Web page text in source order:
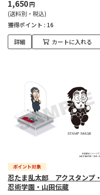
1,650円
(送料別・税込)
獲得ポイント : 16
詳細 カートに入れる
忍たま乱太郎 アクスタンプ・
忍術学園・山田伝蔵